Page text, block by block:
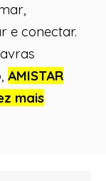
e conectar.
AMISTAR
mais